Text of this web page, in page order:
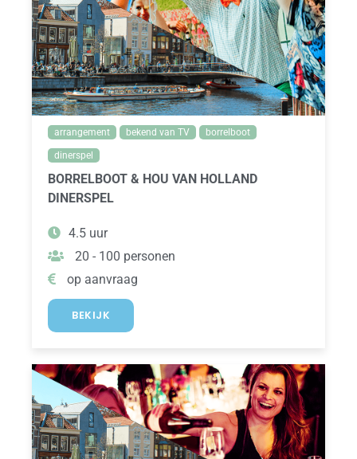
arrangement bekend van TV borrelboot
dinerspel
BORRELBOOT & HOU VAN HOLLAND
DINERSPEL
4.5 uur
20 - 100 personen
op aanvraag
BEKIJK